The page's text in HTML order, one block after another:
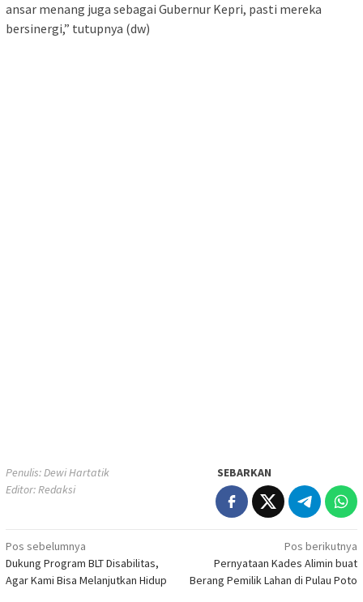
ansar menang juga sebagai Gubernur Kepri, pasti mereka
bersinergi,” tutupnya (dw)
Penulis: Dewi Hartatik
Editor: Redaksi
SEBARKAN
Navigasi
pos
Pos sebelumnya
Dukung Program BLT Disabilitas,
Agar Kami Bisa Melanjutkan Hidup
Pos berikutnya
Pernyataan Kades Alimin buat
Berang Pemilik Lahan di Pulau Poto